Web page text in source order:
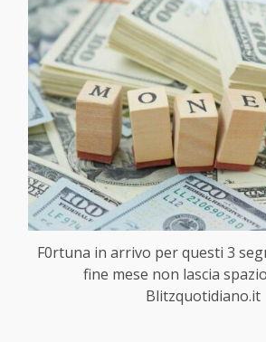
F0rtuna in arrivo per questi 3
fine mese non lascia
Blitzquotidiano.it